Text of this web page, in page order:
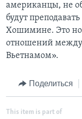
американцы, не
будут
Хошимине. Это
отношений
Вьетнамом».
Поделиться
This item is part of